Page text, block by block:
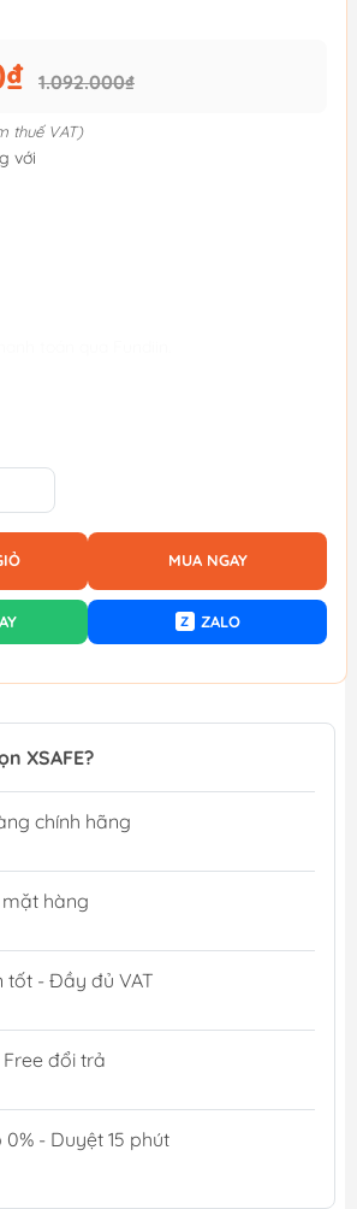
1.092.000₫
thuế VAT)
với
MUA NGAY
Z ZALO
XSAFE?
chính hãng
mặt hàng
tốt - Đầy đủ VAT
Free đổi trả
- Duyệt 15 phút